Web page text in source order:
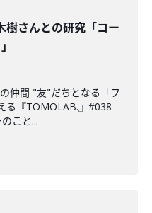
さんとの研究「コー
仲間 "友"だちとなる「フ
る『TOMOLAB.』#038
こと...